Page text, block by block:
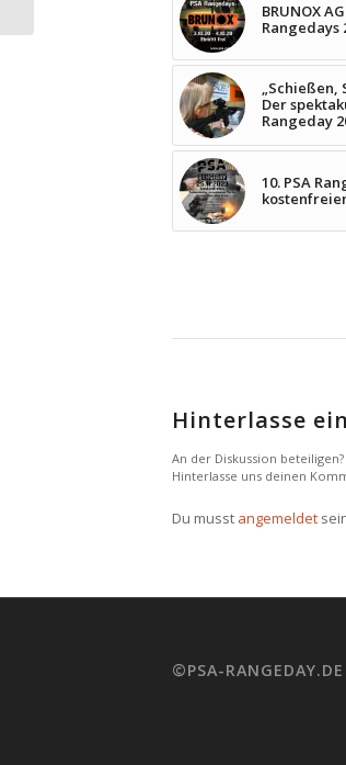
BRUNOX
Rangedays
„Schießen,
Der
Rangeday
10. PSA
Hinterlasse
An der Diskussion beteiligen?
Hinterlasse uns deinen
Du musst angemeldet
©PSA-RANGEDAY.DE